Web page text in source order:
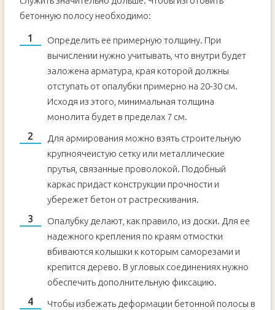
бетонную полосу необходимо:
Определить ее примерную толщину. При
вычислении нужно учитывать, что внутри будет
заложена арматура, края которой должны
отступать от опалубки примерно на 20-30 см.
Исходя из этого, минимальная толщина
монолита будет в пределах 7 см.
Для армирования можно взять строительную
крупноячеистую сетку или металлические
прутья, связанные проволокой. Подобный
каркас придаст конструкции прочности и
убережет бетон от растрескивания.
Опалубку делают, как правило, из доски. Для ее
надежного крепления по краям отмостки
вбиваются колышки к которым саморезами и
крепится дерево. В угловых соединениях нужно
обеспечить дополнительную фиксацию.
Чтобы избежать деформации бетонной полосы в